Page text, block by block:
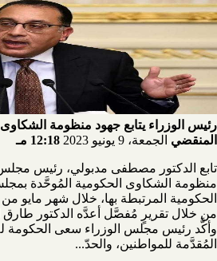
رئيس الوزراء يتابع جهود منظومة
المنقضي الجمعة، 9 يونيو 2023 12:18 مـ
تابع الدكتور مصطفى مدبولي، رئيس
منظومة الشكاوى الحكومية المُوحَّدة
من خلال تقريرٍ مُفصَّل أعدَّه الدكتور طارق
وأكَّد رئيس مجلس الوزراء سعى الحكومة
المُقدَّمة للمواطنين، والحدّ...